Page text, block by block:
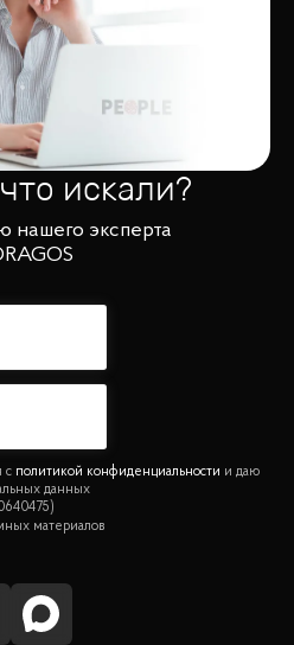
искали?
нашего эксперта
политикой конфиденциальности